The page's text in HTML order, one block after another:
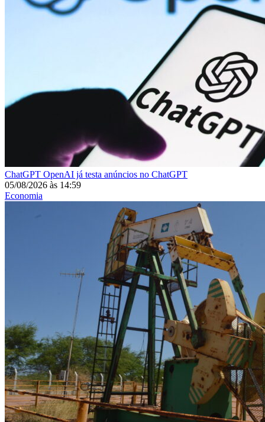
ChatGPT OpenAI já testa anúncios no ChatGPT
05/08/2026 às 14:59
Economia